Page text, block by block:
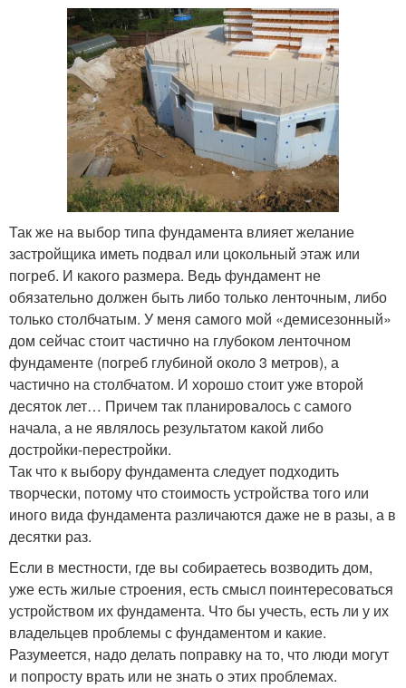
Так же на выбор типа фундамента влияет желание
застройщика иметь подвал или цокольный этаж или
погреб. И какого размера. Ведь фундамент не
обязательно должен быть либо только ленточным, либо
только столбчатым. У меня самого мой «демисезонный»
дом сейчас стоит частично на глубоком ленточном
фундаменте (погреб глубиной около 3 метров), а
частично на столбчатом. И хорошо стоит уже второй
десяток лет… Причем так планировалось с самого
начала, а не являлось результатом какой либо
достройки-перестройки.
Так что к выбору фундамента следует подходить
творчески, потому что стоимость устройства того или
иного вида фундамента различаются даже не в разы, а в
десятки раз.
Если в местности, где вы собираетесь возводить дом,
уже есть жилые строения, есть смысл поинтересоваться
устройством их фундамента. Что бы учесть, есть ли у их
владельцев проблемы с фундаментом и какие.
Разумеется, надо делать поправку на то, что люди могут
и попросту врать или не знать о этих проблемах.